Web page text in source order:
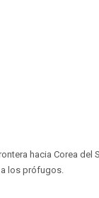
hacia Corea
los prófugos.